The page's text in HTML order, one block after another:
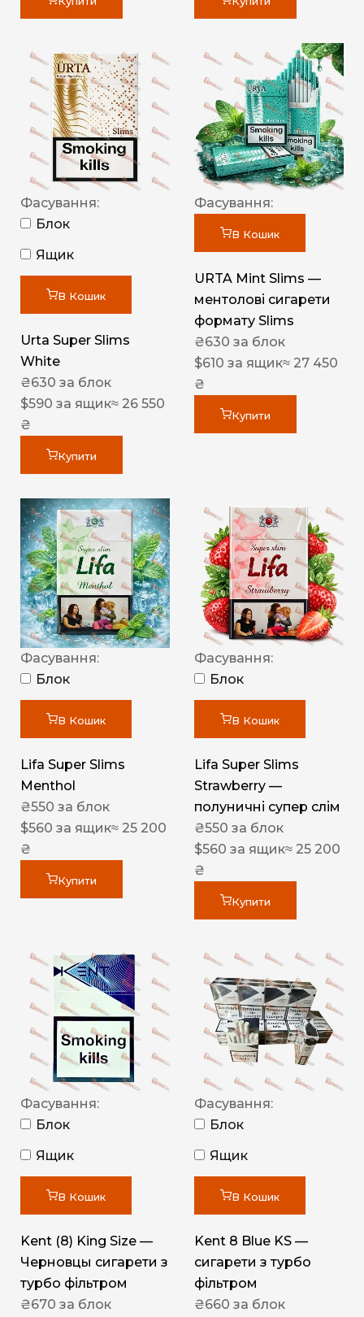
Фасування:
Блок
Ящик
В Кошик
Urta Super Slims
White
₴630 за блок
$590 за ящик≈ 26 550
₴
Купити
Фасування:
В Кошик
URTA Mint Slims —
ментолові сигарети
формату Slims
₴630 за блок
$610 за ящик≈ 27 450
₴
Купити
Фасування:
Блок
В Кошик
Lifa Super Slims
Menthol
₴550 за блок
$560 за ящик≈ 25 200
₴
Купити
Фасування:
Блок
В Кошик
Lifa Super Slims
Strawberry —
полуничні супер слім
₴550 за блок
$560 за ящик≈ 25 200
₴
Купити
Фасування:
Блок
Ящик
В Кошик
Kent (8) King Size —
Черновцы сигарети з
турбо фільтром
₴670 за блок
Фасування:
Блок
Ящик
В Кошик
Kent 8 Blue KS —
сигарети з турбо
фільтром
₴660 за блок